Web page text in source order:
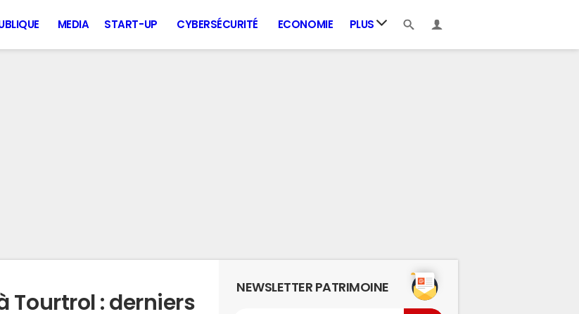
MEDIA START-UP CYBERSÉCURITÉ ECONOMIE PLUS
Tourtrol : derniers
NEWSLETTER PATRIMOINE